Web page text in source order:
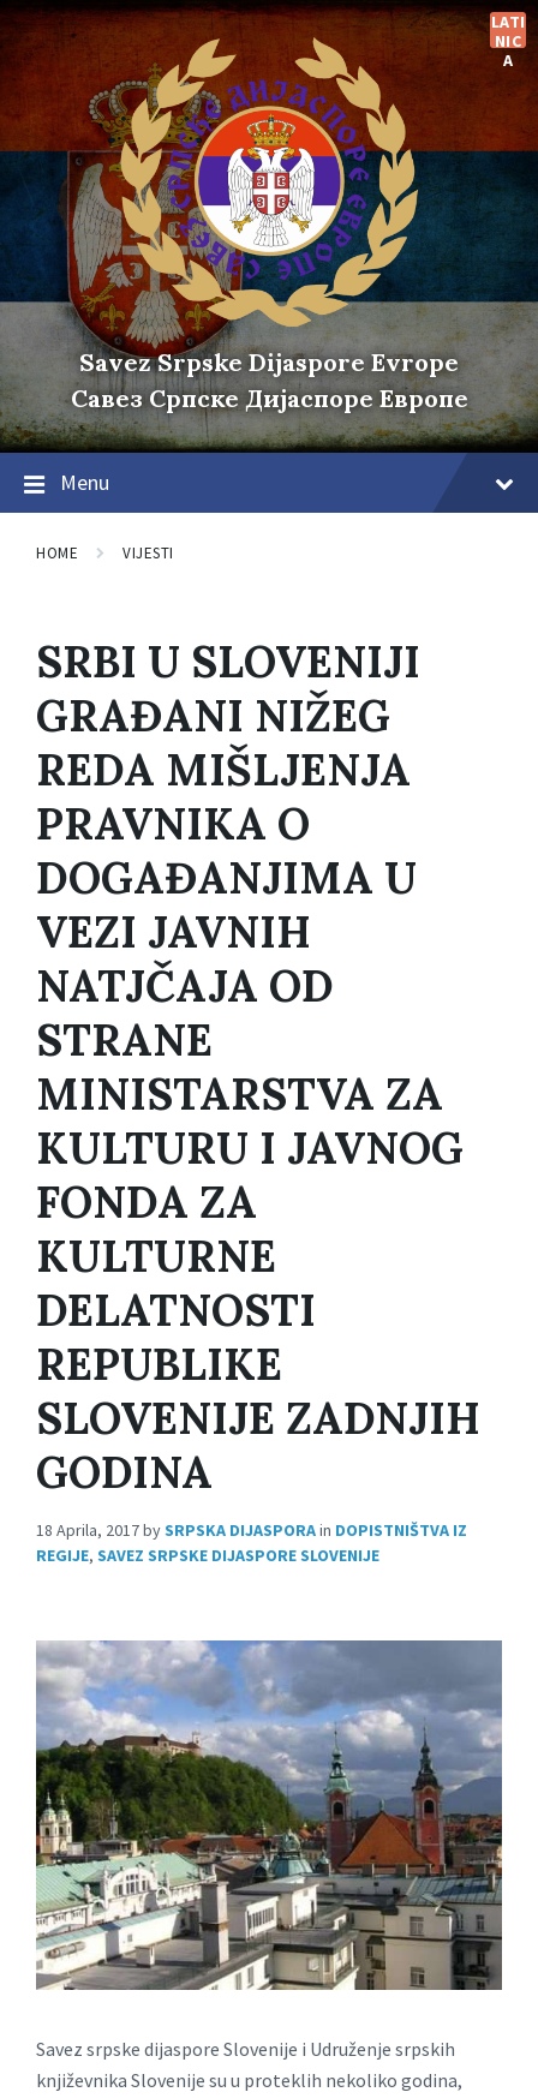
Skip
to
content
Skip
to
main
navigation
Skip
to
footer
LATI
NIC
A
Savez Srpske Dijaspore Evrope
Савез Српске Дијаспоре Европе
Menu
HOME VIJESTI
SRBI U SLOVENIJI
GRAĐANI NIŽEG
REDA MIŠLJENJA
PRAVNIKA O
DOGAĐANJIMA U
VEZI JAVNIH
NATJČAJA OD
STRANE
MINISTARSTVA ZA
KULTURU I JAVNOG
FONDA ZA
KULTURNE
DELATNOSTI
REPUBLIKE
SLOVENIJE ZADNJIH
GODINA
18 Aprila, 2017bySRPSKA DIJASPORAin DOPISTNIŠTVA IZ
REGIJE, SAVEZ SRPSKE DIJASPORE SLOVENIJE
Savez srpske dijaspore Slovenije i Udruženje srpskih
književnika Slovenije su u proteklih nekoliko godina,